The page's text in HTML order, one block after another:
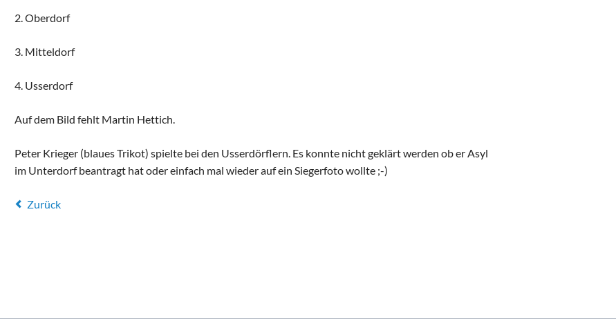
2. Oberdorf
3. Mitteldorf
4. Usserdorf
Auf dem Bild fehlt Martin Hettich.
Peter Krieger (blaues Trikot) spielte bei den Usserdörflern. Es konnte nicht geklärt werden ob er Asyl
im Unterdorf beantragt hat oder einfach mal wieder auf ein Siegerfoto wollte ;-)
Zurück